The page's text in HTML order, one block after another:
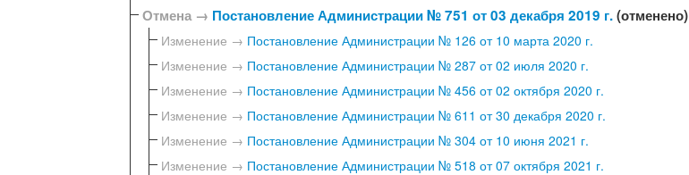
Отмена → Постановление Администрации № 751 от 03 декабря 2019 г.(отменено)
Изменение → Постановление Администрации № 126 от 10 марта 2020 г.
Изменение → Постановление Администрации № 287 от 02 июля 2020 г.
Изменение → Постановление Администрации № 456 от 02 октября 2020 г.
Изменение → Постановление Администрации № 611 от 30 декабря 2020 г.
Изменение → Постановление Администрации № 304 от 10 июня 2021 г.
Изменение → Постановление Администрации № 518 от 07 октября 2021 г.